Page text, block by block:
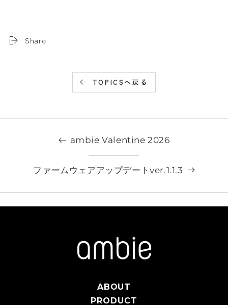
Share
TOPICSへ戻る
ambie Valentine 2026
ファームウェアアップデートver.1.1.3
ABOUT
PRODUCT